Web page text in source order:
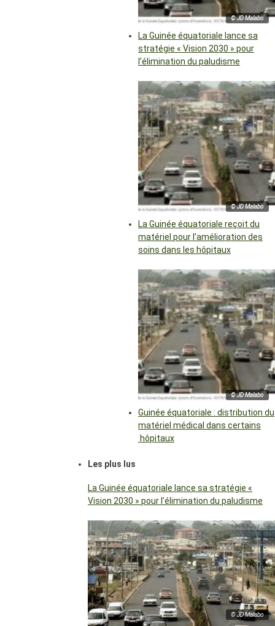
© JD Malabo
La Guinée équatoriale lance sa
stratégie « Vision 2030 » pour
l’élimination du paludisme
© JD Malabo
La Guinée équatoriale reçoit du
matériel pour l’amélioration des
soins dans les hôpitaux
© JD Malabo
Guinée équatoriale : distribution du
matériel médical dans certains
hôpitaux
Les plus lus
La Guinée équatoriale lance sa stratégie «
Vision 2030 » pour l’élimination du paludisme
© JD Malabo